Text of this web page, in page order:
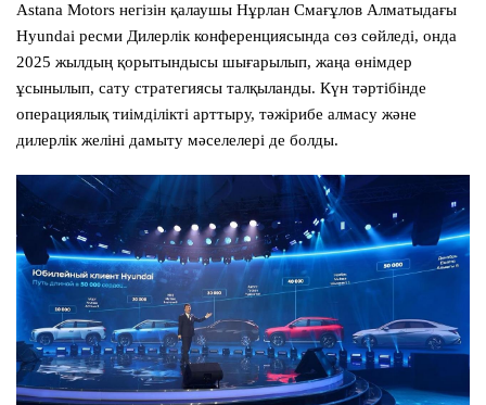
Astana Motors негізін қалаушы Нұрлан Смағұлов Алматыдағы
Hyundai ресми Дилерлік конференциясында сөз сөйледі, онда
2025 жылдың қорытындысы шығарылып, жаңа өнімдер
ұсынылып, сату стратегиясы талқыланды. Күн тәртібінде
операциялық тиімділікті арттыру, тәжірибе алмасу және
дилерлік желіні дамыту мәселелері де болды.